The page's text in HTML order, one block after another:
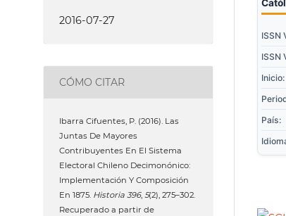
2016-07-27
CÓMO CITAR
Ibarra Cifuentes, P. (2016). Las
Juntas De Mayores
Contribuyentes En El Sistema
Electoral Chileno Decimonónico:
Implementación Y Composición
En 1875. Historia 396, 5(2), 275–302.
Recuperado a partir de
ISSN
ISSN
Inicio:
País: